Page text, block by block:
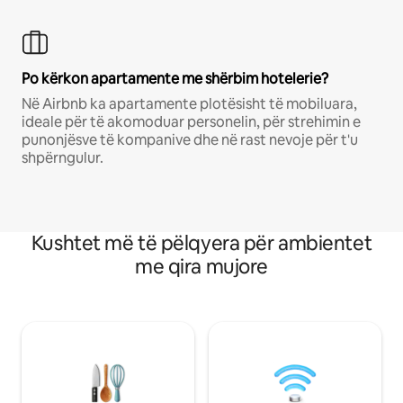
Po kërkon apartamente me shërbim hotelerie?
Në Airbnb ka apartamente plotësisht të mobiluara,
ideale për të akomoduar personelin, për strehimin e
punonjësve të kompanive dhe në rast nevoje për t'u
shpërngulur.
Kushtet më të pëlqyera për ambientet
me qira mujore